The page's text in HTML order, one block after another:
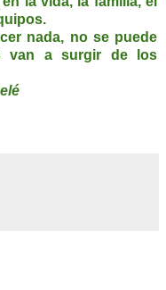
nada, no se puede
van a surgir de los